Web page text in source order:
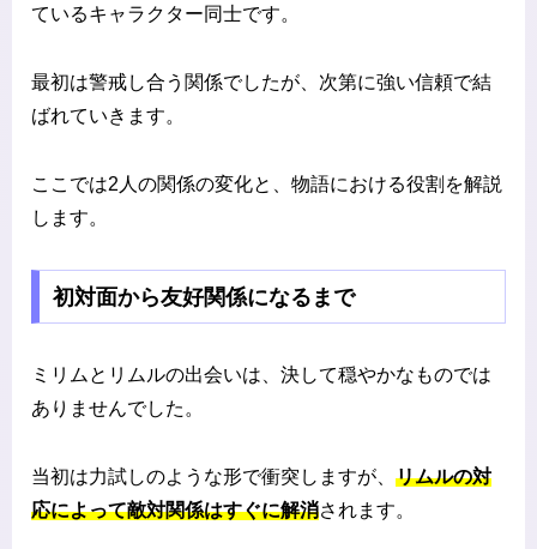
ているキャラクター同士です。
最初は警戒し合う関係でしたが、次第に強い信頼で結
ばれていきます。
ここでは2人の関係の変化と、物語における役割を解説
します。
初対面から友好関係になるまで
ミリムとリムルの出会いは、決して穏やかなものでは
ありませんでした。
当初は力試しのような形で衝突しますが、 リムルの対
応によって敵対関係はすぐに解消されます。